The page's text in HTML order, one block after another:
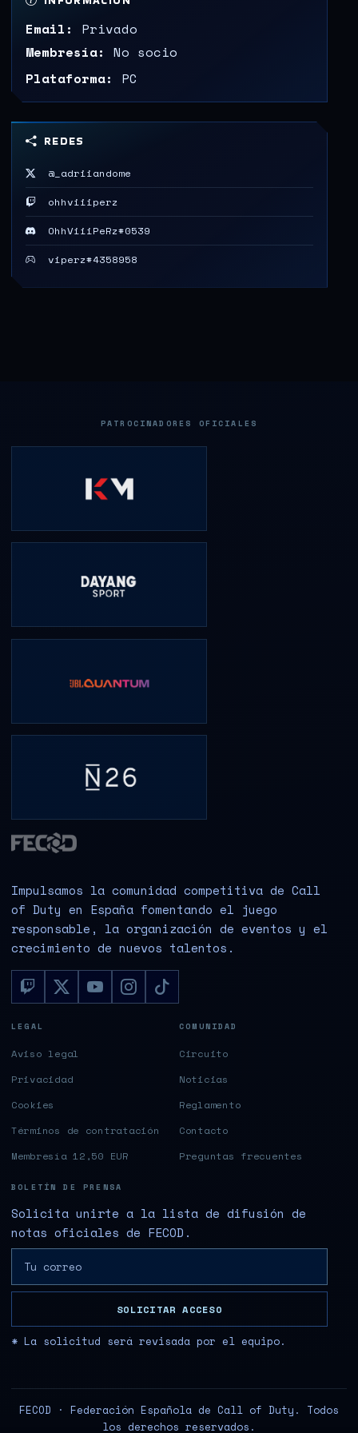
Email:
Privado
Membresía: No socio
Plataforma:
PC
REDES
@_adriiandome
ohhviiiperz
OhhViiiPeRz#0539
viperz#4358958
PATROCINADORES OFICIALES
Impulsamos la comunidad competitiva de Call
of Duty en España fomentando el juego
responsable, la organización de eventos y el
crecimiento de nuevos talentos.
LEGAL
Aviso legal
Privacidad
Cookies
Términos de contratación
Membresía 12,50 EUR
COMUNIDAD
Circuito
Noticias
Reglamento
Contacto
Preguntas frecuentes
BOLETÍN DE PRENSA
Solicita unirte a la lista de difusión de
notas oficiales de FECOD.
SOLICITAR ACCESO
* La solicitud será revisada por el equipo.
FECOD · Federación Española de Call of Duty. Todos
los derechos reservados.